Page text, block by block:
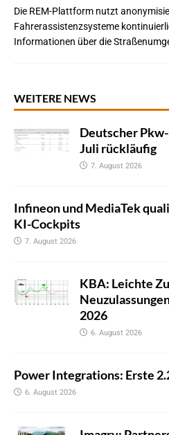
Die REM-Plattform nutzt
Fahrerassistenzsysteme
Informationen über die
WEITERE NEWS
Deutscher
Juli rückläufig
7. August 2026
Infineon und MediaTek
KI-Cockpits
7. August 2026
KBA: Leichte
2026
6. August 2026
Power Integrations: Erste
6. August 2026